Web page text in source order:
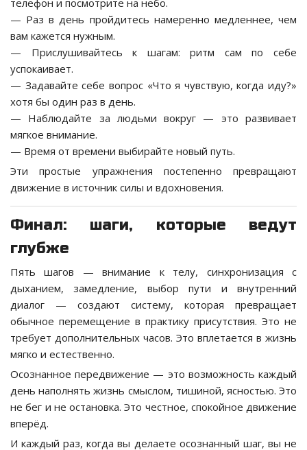
телефон и посмотрите на небо.
— Раз в день пройдитесь намеренно медленнее, чем
вам кажется нужным.
— Прислушивайтесь к шагам: ритм сам по себе
успокаивает.
— Задавайте себе вопрос «Что я чувствую, когда иду?»
хотя бы один раз в день.
— Наблюдайте за людьми вокруг — это развивает
мягкое внимание.
— Время от времени выбирайте новый путь.
Эти простые упражнения постепенно превращают
движение в источник силы и вдохновения.
Финал: шаги, которые ведут
глубже
Пять шагов — внимание к телу, синхронизация с
дыханием, замедление, выбор пути и внутренний
диалог — создают систему, которая превращает
обычное перемещение в практику присутствия. Это не
требует дополнительных часов. Это вплетается в жизнь
мягко и естественно.
Осознанное передвижение — это возможность каждый
день наполнять жизнь смыслом, тишиной, ясностью. Это
не бег и не остановка. Это честное, спокойное движение
вперёд.
И каждый раз, когда вы делаете осознанный шаг, вы не